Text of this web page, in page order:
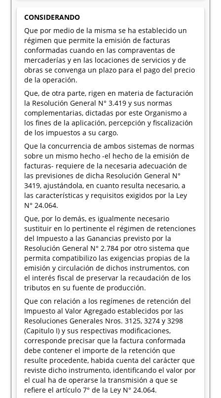
CONSIDERANDO
Que por medio de la misma se ha establecido un
régimen que permite la emisión de facturas
conformadas cuando en las compraventas de
mercaderías y en las locaciones de servicios y de
obras se convenga un plazo para el pago del precio
de la operación.
Que, de otra parte, rigen en materia de facturación
la Resolución General N° 3.419 y sus normas
complementarias, dictadas por este Organismo a
los fines de la aplicación, percepción y fiscalización
de los impuestos a su cargo.
Que la concurrencia de ambos sistemas de normas
sobre un mismo hecho -el hecho de la emisión de
facturas- requiere de la necesaria adecuación de
las previsiones de dicha Resolución General N°
3419, ajustándola, en cuanto resulta necesario, a
las características y requisitos exigidos por la Ley
N° 24.064.
Que, por lo demás, es igualmente necesario
sustituir en lo pertinente el régimen de retenciones
del Impuesto a las Ganancias previsto por la
Resolución General N° 2.784 por otro sistema que
permita compatibilizo las exigencias propias de la
emisión y circulación de dichos instrumentos, con
el interés fiscal de preservar la recaudación de los
tributos en su fuente de producción.
Que con relación a los regímenes de retención del
Impuesto al Valor Agregado establecidos por las
Resoluciones Generales Nros. 3125, 3274 y 3298
(Capitulo I) y sus respectivas modificaciones,
corresponde precisar que la factura conformada
debe contener el importe de la retención que
resulte procedente, habida cuenta del carácter que
reviste dicho instrumento, identificando el valor por
el cual ha de operarse la transmisión a que se
refiere el artículo 7° de la Ley N° 24.064.